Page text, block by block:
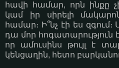
հավի համար, որն ինքը
կամ իր սիրելի
համար։ Ի՞նչ էի ես
դա մոր հոգատարություն
որ ամուսինս թույլ է
կենցաղին, հետո